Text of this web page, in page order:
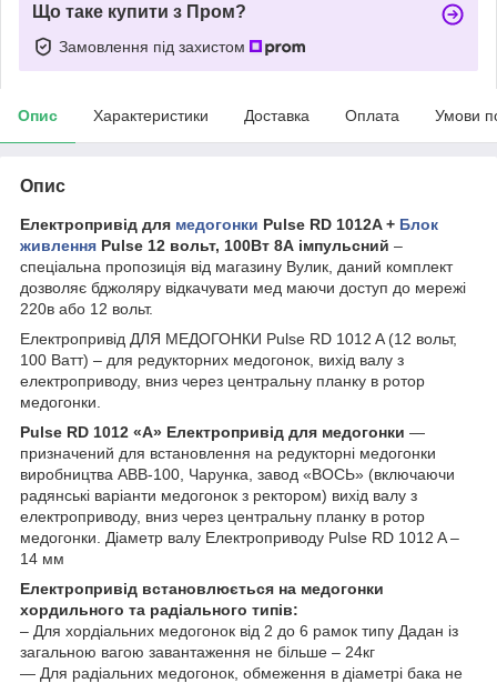
Що таке купити з Пром?
Замовлення під захистом
Опис Характеристики Доставка Оплата Умови
Опис
Електропривід для медогонки Pulse RD 1012A + Блок
живлення Pulse 12 вольт, 100Вт 8А імпульсний –
спеціальна пропозиція від магазину Вулик, даний комплект
дозволяє бджоляру відкачувати мед маючи доступ до мережі
220в або 12 вольт.
Електропривід ДЛЯ МЕДОГОНКИ Pulse RD 1012 A (12 вольт,
100 Ватт) – для редукторних медогонок, вихід валу з
електроприводу, вниз через центральну планку в ротор
медогонки.
Pulse RD 1012 «А» Електропривід для медогонки —
призначений для встановлення на редукторні медогонки
виробництва АВВ-100, Чарунка, завод «ВОСЬ» (включаючи
радянські варіанти медогонок з ректором) вихід валу з
електроприводу, вниз через центральну планку в ротор
медогонки. Діаметр валу Електроприводу Pulse RD 1012 A –
14 мм
Електропривід встановлюється на медогонки
хордильного та радіального типів:
– Для хордіальних медогонок від 2 до 6 рамок типу Дадан із
загальною вагою завантаження не більше – 24кг
— Для радіальних медогонок, обмеження в діаметрі бака не